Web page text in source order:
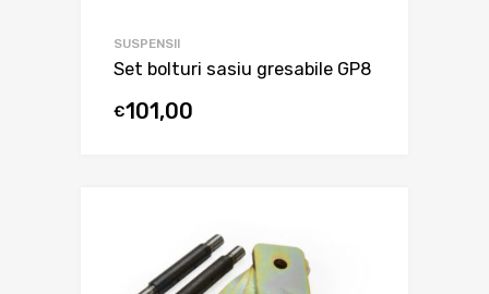
SUSPENSII
Set bolturi sasiu gresabile GP8
€101,00